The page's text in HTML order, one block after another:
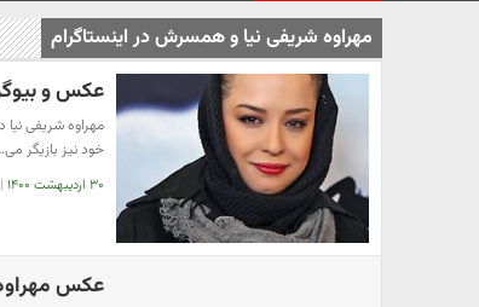
مهراوه شریفی نیا و همسرش در اینستاگرام
عکس و
مهراوه شریفی
خود نیز بازیگر
۳۰ اردیبهشت ۱۴۰۰ |
عکس